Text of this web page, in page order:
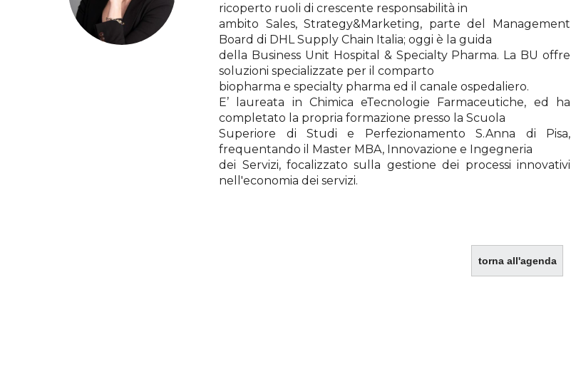
ricoperto ruoli di crescente responsabilità in
ambito Sales, Strategy&Marketing, parte del Management
Board di DHL Supply Chain Italia; oggi è la guida
della Business Unit Hospital & Specialty Pharma. La BU offre
soluzioni specializzate per il comparto
biopharma e specialty pharma ed il canale ospedaliero.
E’ laureata in Chimica eTecnologie Farmaceutiche, ed ha
completato la propria formazione presso la Scuola
Superiore di Studi e Perfezionamento S.Anna di Pisa,
frequentando il Master MBA, Innovazione e Ingegneria
dei Servizi, focalizzato sulla gestione dei processi innovativi
nell'economia dei servizi.
torna all'agenda